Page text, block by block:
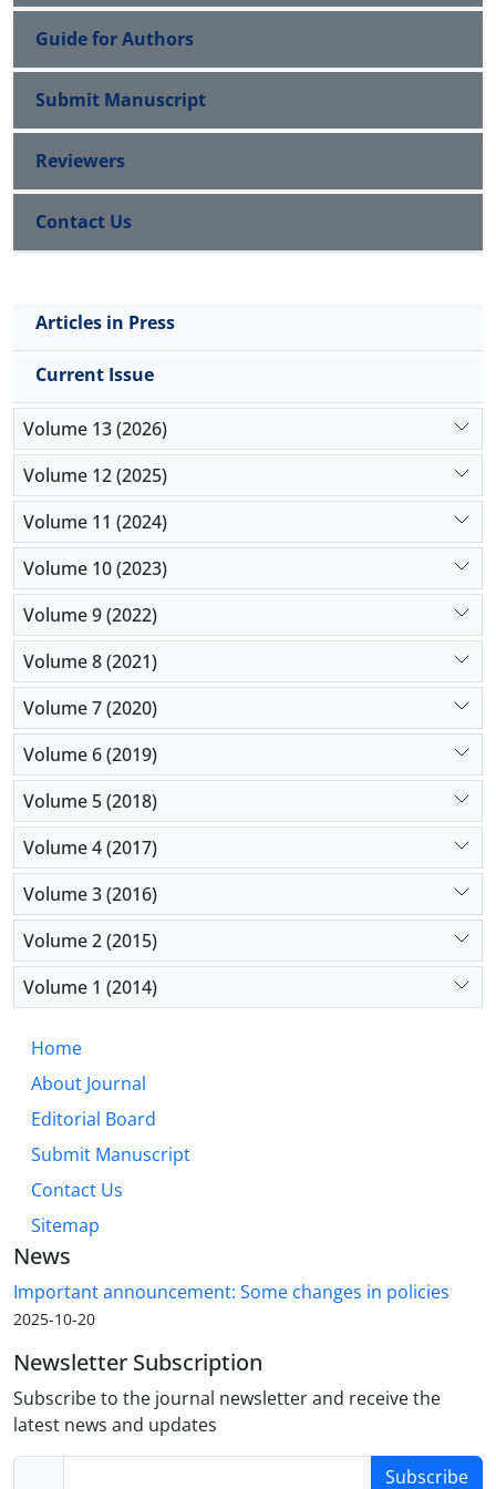
Guide for Authors
Submit Manuscript
Reviewers
Contact Us
Articles in Press
Current Issue
Volume 13 (2026)
Volume 12 (2025)
Volume 11 (2024)
Volume 10 (2023)
Volume 9 (2022)
Volume 8 (2021)
Volume 7 (2020)
Volume 6 (2019)
Volume 5 (2018)
Volume 4 (2017)
Volume 3 (2016)
Volume 2 (2015)
Volume 1 (2014)
Home
About Journal
Editorial Board
Submit Manuscript
Contact Us
Sitemap
News
Important announcement: Some changes in policies
2025-10-20
Newsletter Subscription
Subscribe to the journal newsletter and receive the
latest news and updates
Subscribe